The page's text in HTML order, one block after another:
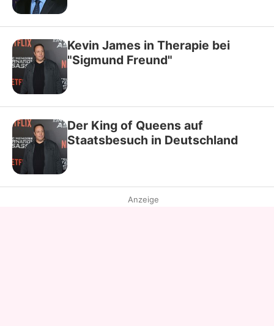
Kevin James in Therapie bei
"Sigmund Freund"
Der King of Queens auf
Staatsbesuch in Deutschland
Anzeige